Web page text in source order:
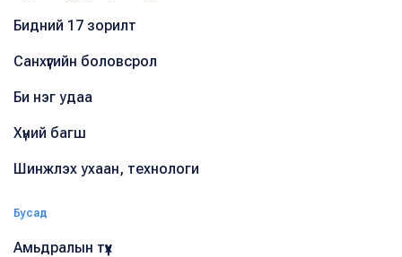
Бидний 17 зорилт
Санхүүгийн боловсрол
Би нэг удаа
Хүний багш
Шинжлэх ухаан, технологи
Бусад
Амьдралын түүх